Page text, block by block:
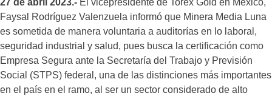
27 de abril 2023.- El vicepresidente de Torex Gold en México,
Faysal Rodríguez Valenzuela informó que Minera Media Luna
es sometida de manera voluntaria a auditorías en lo laboral,
seguridad industrial y salud, pues busca la certificación como
Empresa Segura ante la Secretaría del Trabajo y Previsión
Social (STPS) federal, una de las distinciones más importantes
en el país en el ramo, al ser un sector considerado de alto